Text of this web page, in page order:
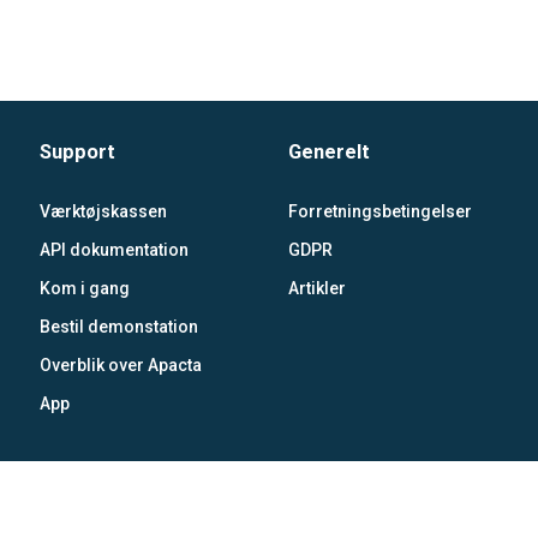
Support
Værktøjskassen
API dokumentation
Kom i gang
Bestil demonstation
Overblik over Apacta
App
Generelt
Forretningsbetingelser
GDPR
Artikler